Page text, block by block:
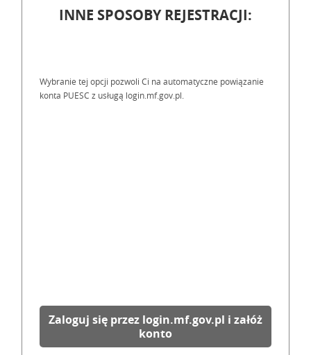
INNE SPOSOBY REJESTRACJI:
Wybranie tej opcji pozwoli Ci na automatyczne powiązanie
konta PUESC z usługą login.mf.gov.pl.
Zaloguj się przez login.mf.gov.pl i załóż
konto